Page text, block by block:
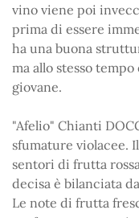
vino viene poi
prima di essere
ha una buona
ma allo stesso
giovane.
"Afelio" Chianti
sfumature violacee.
sentori di frutta
decisa è bilanciata
Le note di frutta